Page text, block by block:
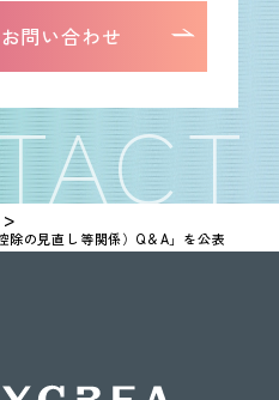
6736
問い合わせ
>
除の見直し等関係）Q＆A」 を公表